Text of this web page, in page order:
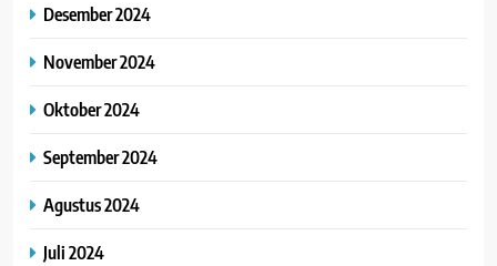
Desember 2024
November 2024
Oktober 2024
September 2024
Agustus 2024
Juli 2024